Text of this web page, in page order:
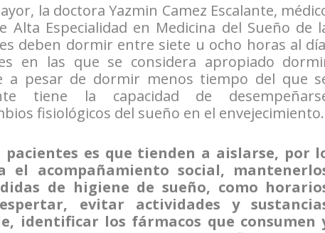
la doctora Yazmin Camez Escalante,
Especialidad en Medicina del Sueño de
deben dormir entre siete u ocho horas al
en las que se considera apropiado
a pesar de dormir menos tiempo del que
tiene la capacidad de
fisiológicos del sueño en el envejecimiento.
es que tienden a aislarse, por
el acompañamiento social,
de higiene de sueño, como
evitar actividades y
identificar los fármacos que consumen